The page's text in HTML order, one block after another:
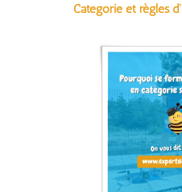
Catégorie et règles